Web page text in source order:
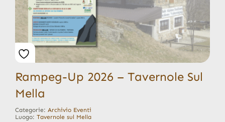
Rampeg-Up 2026 – Tavernole Sul
Mella
Categorie: Archivio Eventi
Luogo: Tavernole sul Mella